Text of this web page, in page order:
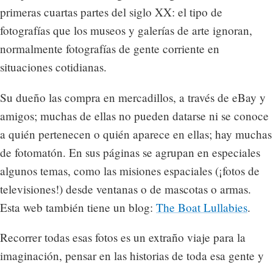
primeras cuartas partes del siglo XX: el tipo de
fotografías que los museos y galerías de arte ignoran,
normalmente fotografías de gente corriente en
situaciones cotidianas.
Su dueño las compra en mercadillos, a través de eBay y
amigos; muchas de ellas no pueden datarse ni se conoce
a quién pertenecen o quién aparece en ellas; hay muchas
de fotomatón. En sus páginas se agrupan en especiales
algunos temas, como las misiones espaciales (¡fotos de
televisiones!) desde ventanas o de mascotas o armas.
Esta web también tiene un blog: The Boat Lullabies.
Recorrer todas esas fotos es un extraño viaje para la
imaginación, pensar en las historias de toda esa gente y